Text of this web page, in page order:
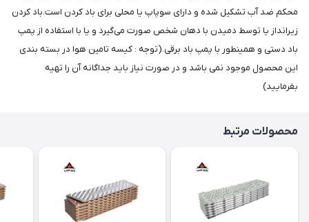
محکم ضد آب تشکیل شده و دارای سوپاپ یا محلی برای باد کردن است.باد کردن
زیرانداز یا توسط دمیدن با دهان شخص صورت می‌گیرد و یا با استفاده از پمپ
باد دستی و همینطور با پمپ باد برقی.(توجه : کیسه تامین هوا در بسته بندی
این محصول موجود نمی باشد و در صورت نیاز باید جداگانه آن را تهیه
بفرمایید)
محصولات مرتبط